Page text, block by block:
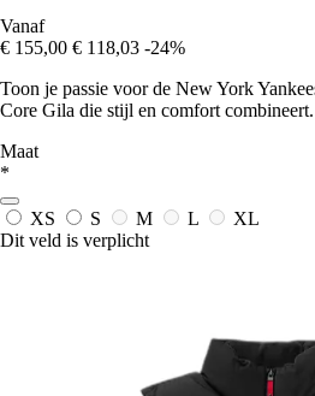
Vanaf
€ 155,00 € 118,03 -24%
Toon je passie voor de New York
Core Gila die stijl en comfort combineert.
Maat
*
XS S M L
XL
Dit veld is verplicht